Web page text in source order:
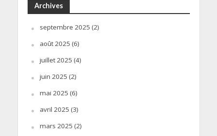
Archives
septembre 2025 (2)
août 2025 (6)
juillet 2025 (4)
juin 2025 (2)
mai 2025 (6)
avril 2025 (3)
mars 2025 (2)